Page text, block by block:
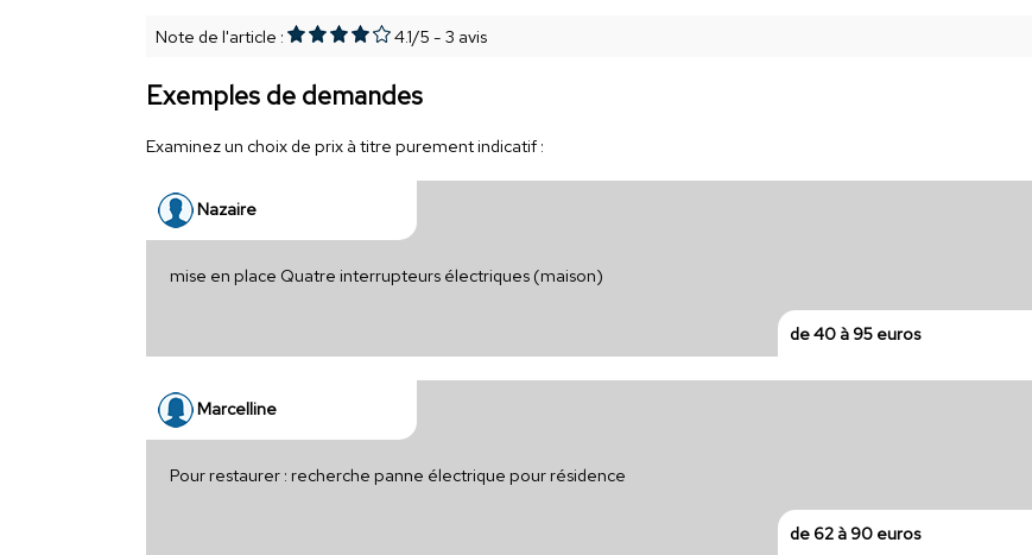
Note de l'article : 4.1/5 - 3 avis
Exemples de demandes
Examinez un choix de prix à titre purement indicatif :
Nazaire
mise en place Quatre interrupteurs électriques (maison)
de 40 à 95 euros
Marcelline
Pour restaurer : recherche panne électrique pour résidence
de 62 à 90 euros